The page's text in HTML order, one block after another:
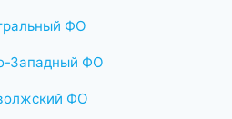
ФО
Западный ФО
ФО